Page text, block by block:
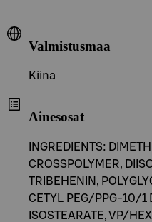
Valmistusmaa
Kiina
Ainesosat
INGREDIENTS:
CROSSPOLYMER,
TRIBEHENIN,
CETYL PEG/PPG-10/1
ISOSTEARATE, VP/